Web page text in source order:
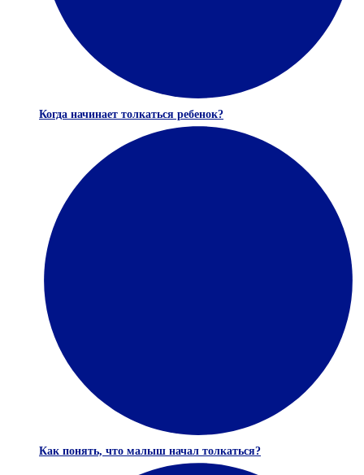
Когда начинает толкаться ребенок?
Как понять, что малыш начал толкаться?